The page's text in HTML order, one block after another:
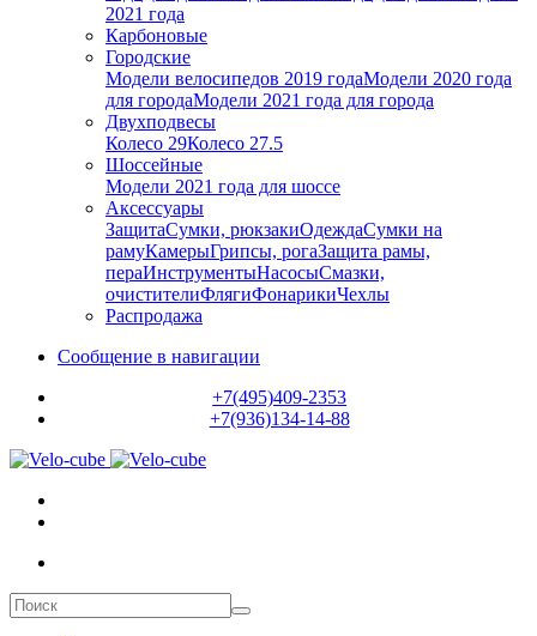
2021 года
Карбоновые
Городские
Модели велосипедов 2019 годаМодели 2020 года
для городаМодели 2021 года для города
Двухподвесы
Колесо 29Колесо 27.5
Шоссейные
Модели 2021 года для шоссе
Аксессуары
ЗащитаСумки, рюкзакиОдеждаСумки на
рамуКамерыГрипсы, рогаЗащита рамы,
пераИнструментыНасосыСмазки,
очистителиФлягиФонарикиЧехлы
Распродажа
Сообщение в навигации
+7(495)409-2353
+7(936)134-14-88